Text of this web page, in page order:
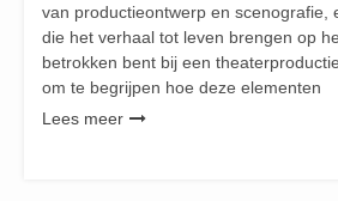
van productieontwerp en scenografie,
die het verhaal tot leven brengen op
betrokken bent bij een
om te begrijpen hoe deze elementen
Lees meer